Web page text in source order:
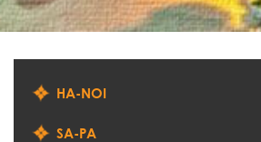
HA-NOI
SA-PA